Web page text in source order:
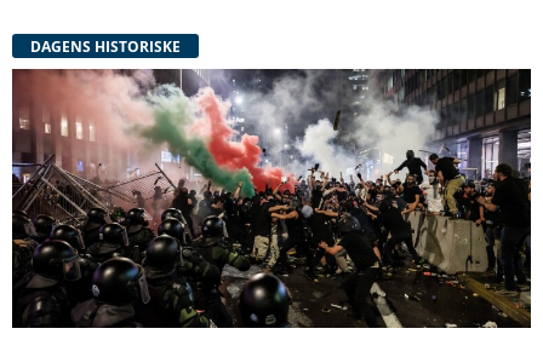
DAGENS HISTORISKE